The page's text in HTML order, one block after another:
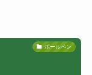
ボールペン